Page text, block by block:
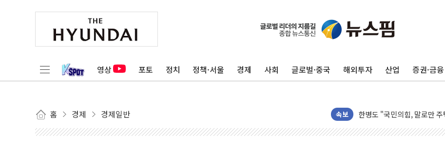
영상 포토 정치 정책·서울 경제 사회 글로벌·중국 해외투자 산업 증권·금융
홈 경제 경제일반 속보
나경원 의원 "장기보유 1주
한병도 "국민의힘, 말로만
박홍근 "국가재정시스템 안